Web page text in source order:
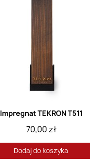
Impregnat TEKRON T511
70,00 zł
Dodaj do koszyka